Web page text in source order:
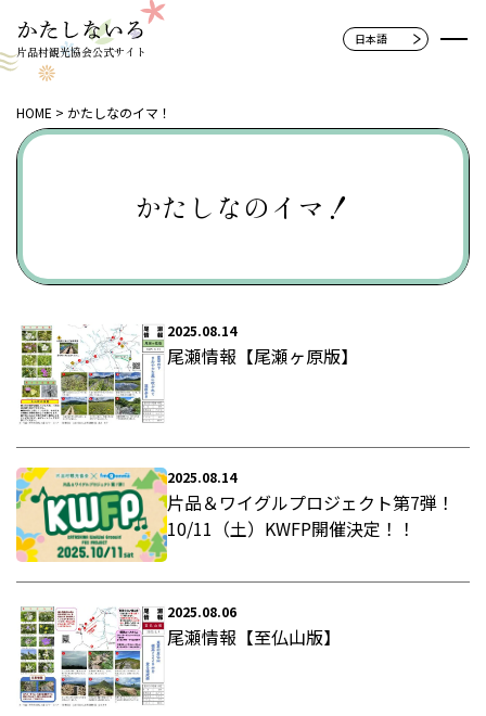
片品村観光協会公式サイト
HOME かたしなのイマ！
かたしなのイマ！
2025.08.14
尾瀬情報【尾瀬ヶ原版】
2025.08.14
片品＆ワイグルプロジェクト第7弾！
10/11（土）KWFP開催決定！！
2025.08.06
尾瀬情報【至仏山版】